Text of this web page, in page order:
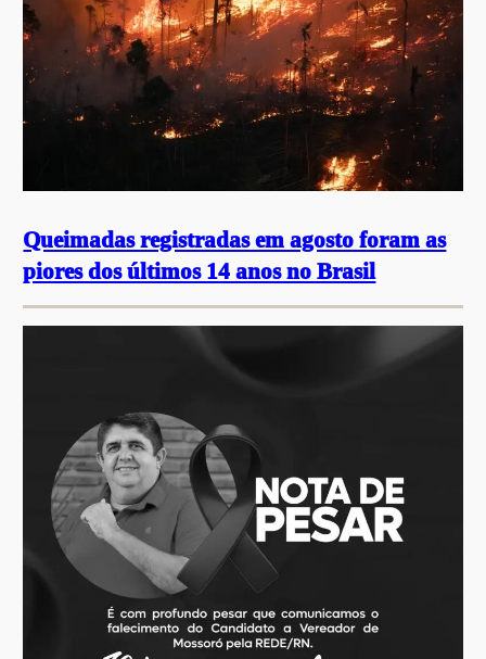
Queimadas registradas em agosto foram as
piores dos últimos 14 anos no Brasil